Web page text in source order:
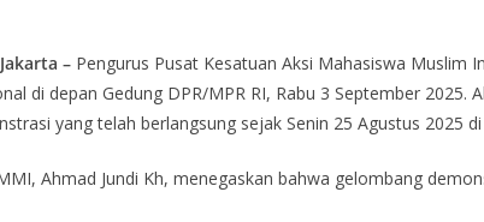
– Pengurus Pusat Kesatuan Aksi Mahasiswa Muslim
di depan Gedung DPR/MPR RI, Rabu 3 September 2025.
yang telah berlangsung sejak Senin 25 Agustus 2025
Ahmad Jundi Kh, menegaskan bahwa gelombang